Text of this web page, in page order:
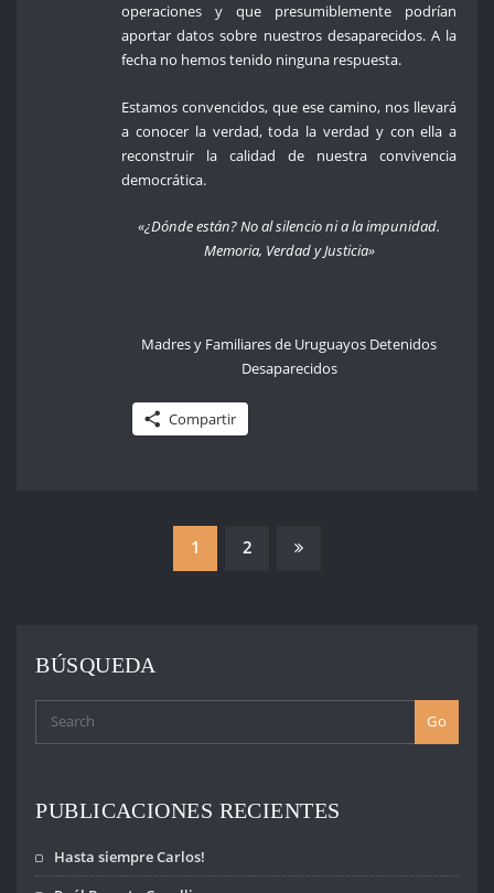
operaciones y que presumiblemente podrían
aportar datos sobre nuestros desaparecidos. A la
fecha no hemos tenido ninguna respuesta.
Estamos convencidos, que ese camino, nos llevará
a conocer la verdad, toda la verdad y con ella a
reconstruir la calidad de nuestra convivencia
democrática.
«¿Dónde están? No al silencio ni a la impunidad.
Memoria, Verdad y Justicia»
Madres y Familiares de Uruguayos Detenidos
Desaparecidos
Compartir
PAGINACIÓN
ENTRADAS
1 2
BÚSQUEDA
Go
PUBLICACIONES RECIENTES
Hasta siempre Carlos!